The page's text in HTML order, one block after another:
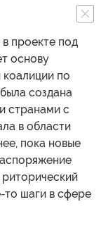
проекте под
основу
по
создана
странами с
в области
пока новые
то шаги в сфере